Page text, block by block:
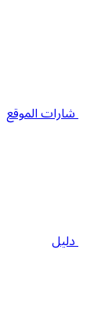
شارات الموقع
دليل